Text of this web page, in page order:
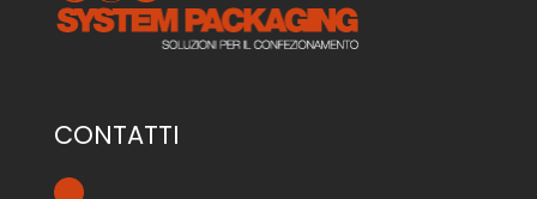
CONTATTI